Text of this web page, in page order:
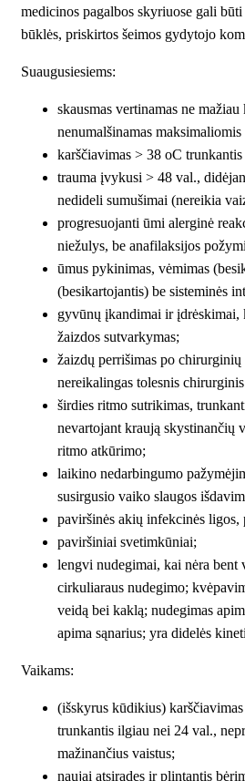
medicinos pagalbos skyriuose gali
būklės, priskirtos šeimos gydytojo
Suaugusiesiems:
skausmas vertinamas ne
nenumalšinamas
karščiavimas > 38 oC
trauma įvykusi > 48 val.,
nedideli sumušimai (nereikia
progresuojanti ūmi alerginė
niežulys, be anafilaksijos
ūmus pykinimas, vėmimas
(besikartojantis) be sisteminės
gyvūnų įkandimai ir įdrėskimai,
žaizdos sutvarkymas;
žaizdų perrišimas po
nereikalingas tolesnis
širdies ritmo sutrikimas,
nevartojant kraują skystinančių
ritmo atkūrimo;
laikino nedarbingumo
susirgusio vaiko slaugos
paviršinės akių infekcinės ligos,
paviršiniai svetimkūniai;
lengvi nudegimai, kai nėra bent
cirkuliaraus nudegimo;
veidą bei kaklą; nudegimas
apima sąnarius; yra didelės
Vaikams:
(išskyrus kūdikius)
trunkantis ilgiau nei 24 val.,
mažinančius vaistus;
naujai atsiradęs ir plintantis